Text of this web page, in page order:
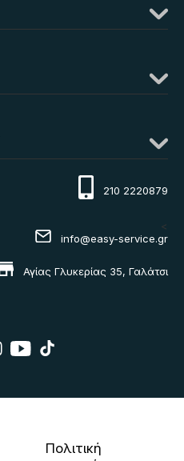
210 2220879
<
info@easy-service.gr
Αγίας Γλυκερίας 35, Γαλάτσι
Πολιτική